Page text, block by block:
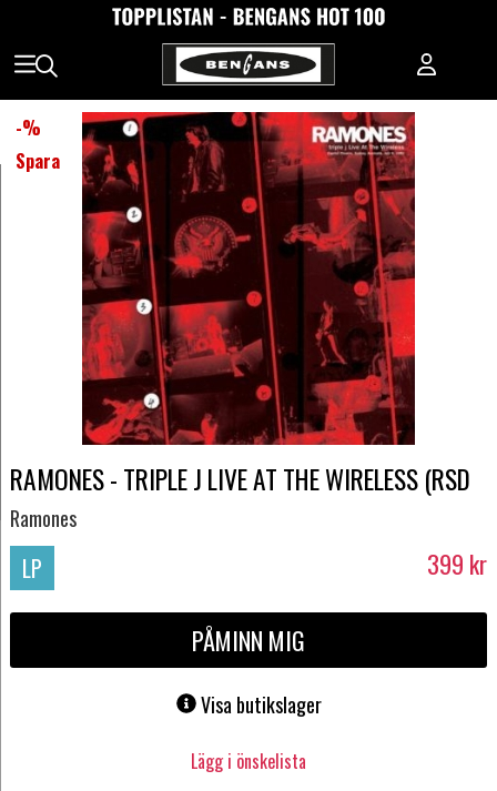
-%
Spara
RAMONES - TRIPLE J LIVE AT THE WIRELESS (RSD
Ramones
LP 399 kr
PÅMINN MIG
Visa butikslager
Lägg i önskelista